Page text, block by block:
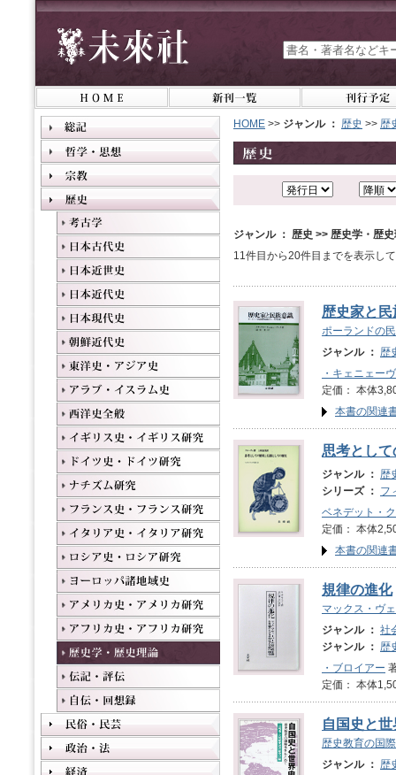
HOME >> ジャンル ： 歴史 >> 歴
ジャンル ： 歴史 >> 歴史学・歴
11件目から20件目までを表示し
歴史家と民
ポーランドの
ジャンル ： 歴
・キェニェー
定価： 本体
本書の関連
思考とし
ジャンル ： 歴
シリーズ ： フ
ベネデット・
定価： 本体
本書の関連
規律の進化
マックス・ヴ
ジャンル ： 社
ジャンル ： 歴
・ブロイアー
定価： 本体
自国史と世
歴史教育の国
ジャンル ： 歴